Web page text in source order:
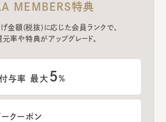
MEMBERS特典
金額(税抜)に応じた会員ランクで、
元率や特典がアップグレード。
付与率 最大 5%
クーポン